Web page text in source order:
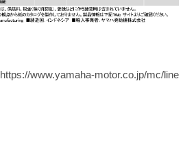
https://www.yamaha-motor.co.jp/mc/line